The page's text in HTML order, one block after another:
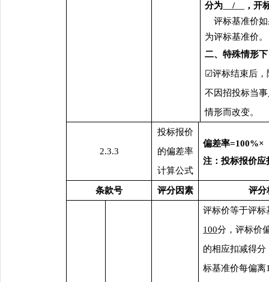
分为 /
，开
评标基准价
为评标基准价。
二、特殊情形
☑评标结束后
不因招投标当
情形而改变。
2.3.3
投标报价
的偏差率
计算公式
偏差率=100%×
注： 投标报价应
条款号 评分因素 评分
评标价等于评标
100分，评标价
的相应扣减得
标基准价每偏离